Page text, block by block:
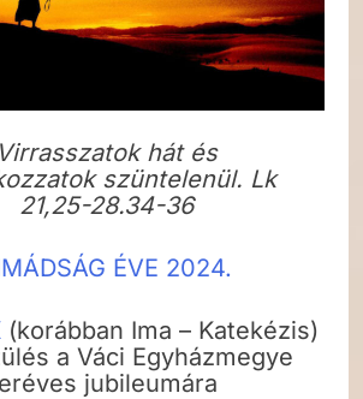
Virrasszatok hát és
szüntelenül. Lk
21,25-28.34-36
ÉVE 2024.
(korábban Ima – Katekézis)
a Váci Egyházmegye
jubileumára